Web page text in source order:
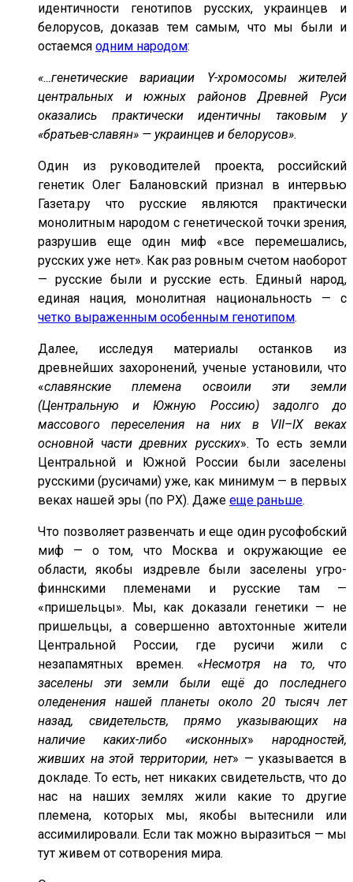
идентичности генотипов русских, украинцев и
белорусов, доказав тем самым, что мы были и
остаемся одним народом:
«…генетические вариации Y-хромосомы жителей
центральных и южных районов Древней Руси
оказались практически идентичны таковым у
«братьев-славян» — украинцев и белорусов».
Один из руководителей проекта, российский
генетик Олег Балановский признал в интервью
Газета.ру что русские являются практически
монолитным народом с генетической точки зрения,
разрушив еще один миф «все перемешались,
русских уже нет». Как раз ровным счетом наоборот
— русские были и русские есть. Единый народ,
единая нация, монолитная национальность — с
четко выраженным особенным генотипом.
Далее, исследуя материалы останков из
древнейших захоронений, ученые установили, что
«славянские племена освоили эти земли
(Центральную и Южную Россию) задолго до
массового переселения на них в VII–IX веках
основной части древних русских». То есть земли
Центральной и Южной России были заселены
русскими (русичами) уже, как минимум — в первых
веках нашей эры (по РХ). Даже еще раньше.
Что позволяет развенчать и еще один русофобский
миф — о том, что Москва и окружающие ее
области, якобы издревле были заселены угро-
финнскими племенами и русские там —
«пришельцы». Мы, как доказали генетики — не
пришельцы, а совершенно автохтонные жители
Центральной России, где русичи жили с
незапамятных времен. «Несмотря на то, что
заселены эти земли были ещё до последнего
оледенения нашей планеты около 20 тысяч лет
назад, свидетельств, прямо указывающих на
наличие каких-либо «исконных» народностей,
живших на этой территории, нет» — указывается в
докладе. То есть, нет никаких свидетельств, что до
нас на наших землях жили какие то другие
племена, которых мы, якобы вытеснили или
ассимилировали. Если так можно выразиться — мы
тут живем от сотворения мира.